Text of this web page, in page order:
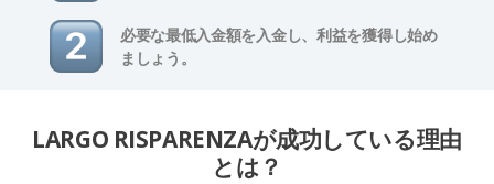
必要な最低入金額を入金し、利益を獲得し始め
ましょう。
LARGO RISPARENZAが成功している理由
とは？